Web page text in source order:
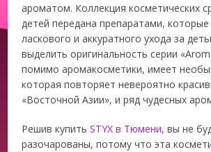
ароматом. Коллекция косметических
детей передана препаратами,
ласкового и аккуратного ухода за
выделить оригинальность серии
помимо аромакосметики, имеет
которая повторяет невероятно
«Восточной Азии», и ряд чудесных
Решив купитьSTYX в Тюмени, вы не
разочарованы, потому что эта